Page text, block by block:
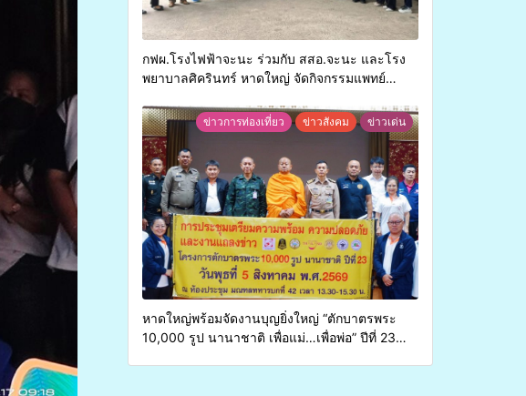
กฟผ.โรงไฟฟ้าจะนะ ร่วมกับ สสอ.จะนะ และโรง
พยาบาลศิครินทร์ หาดใหญ่ จัดกิจกรรมแพทย์
ข่าวการท่องเที่ยว ข่าวสังคม ข่าวเด่น
หาดใหญ่พร้อมจัดงานบุญยิ่งใหญ่ “ตักบาตรพระ
10,000 รูป นานาชาติ เพื่อแม่…เพื่อพ่อ” ปีที่ 23